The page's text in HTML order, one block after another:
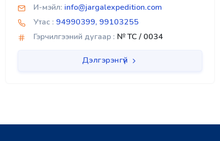
И-мэйл: info@jargalexpedition.com
Утас : 94990399, 99103255
Гэрчилгээний дугаар : № TC / 0034
Дэлгэрэнгүй